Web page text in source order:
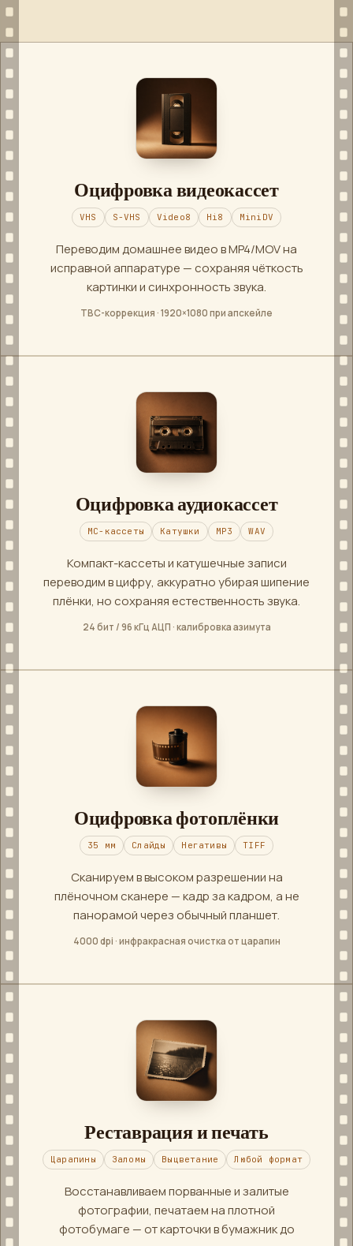
Оцифровка видеокассет
VHS S-VHS Video8 Hi8 MiniDV
Переводим домашнее видео в MP4/MOV на
исправной аппаратуре — сохраняя чёткость
картинки и синхронность звука.
TBC-коррекция · 1920×1080 при апскейле
Оцифровка аудиокассет
MC-кассеты Катушки MP3 WAV
Компакт-кассеты и катушечные записи
переводим в цифру, аккуратно убирая шипение
плёнки, но сохраняя естественность звука.
24 бит / 96 кГц АЦП · калибровка азимута
Оцифровка фотоплёнки
35 мм Слайды Негативы TIFF
Сканируем в высоком разрешении на
плёночном сканере — кадр за кадром, а не
панорамой через обычный планшет.
4000 dpi · инфракрасная очистка от царапин
Реставрация и печать
Царапины Заломы Выцветание Любой формат
Восстанавливаем порванные и залитые
фотографии, печатаем на плотной
фотобумаге — от карточки в бумажник до